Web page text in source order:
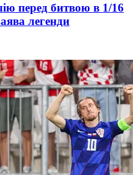
перед битвою в 1/16
легенди